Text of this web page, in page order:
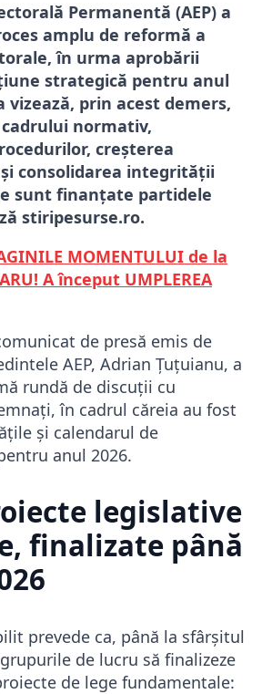
Permanentă (AEP) a
amplu de reformă a
în urma aprobării
strategică pentru anul
vizează, prin acest demers,
normativ,
creșterea
consolidarea integrității
sunt finanțate partidele
stiripesurse.ro.
MOMENTULUI de la
A început UMPLEREA
de presă emis de
AEP, Adrian Țuțuianu, a
rundă de discuții cu
în cadrul căreia au fost
și calendarul de
anul 2026.
legislative
finalizate până
prevede ca, până la sfârșitul
de lucru să finalizeze
de lege fundamentale: